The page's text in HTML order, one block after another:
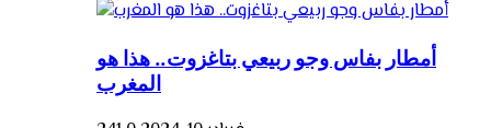
أمطار بفاس وجو ربيعي بتاغزوت.. هذا هو
المغرب